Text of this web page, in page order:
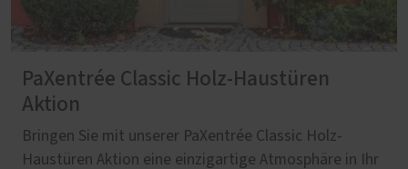
PaXentrée Classic Holz-Haustüren
Aktion
Bringen Sie mit unserer PaXentrée Classic Holz-
Haustüren Aktion eine einzigartige Atmosphäre in Ihr